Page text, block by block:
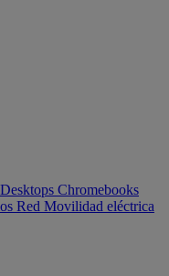
Desktops Chromebooks
Red Movilidad eléctrica